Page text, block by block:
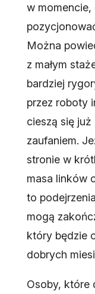
w
Można
z małym
bardziej
przez roboty
cieszą się
zaufaniem.
stronie w
masa linków
to
mogą
który będzie
dobrych
Osoby, które